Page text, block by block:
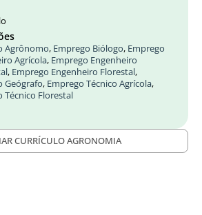
Agrônomo, Emprego Biólogo, Emprego
Agrícola, Emprego Engenheiro
, Emprego Engenheiro Florestal,
Geógrafo, Emprego Técnico Agrícola,
Técnico Florestal
CURRÍCULO AGRONOMIA